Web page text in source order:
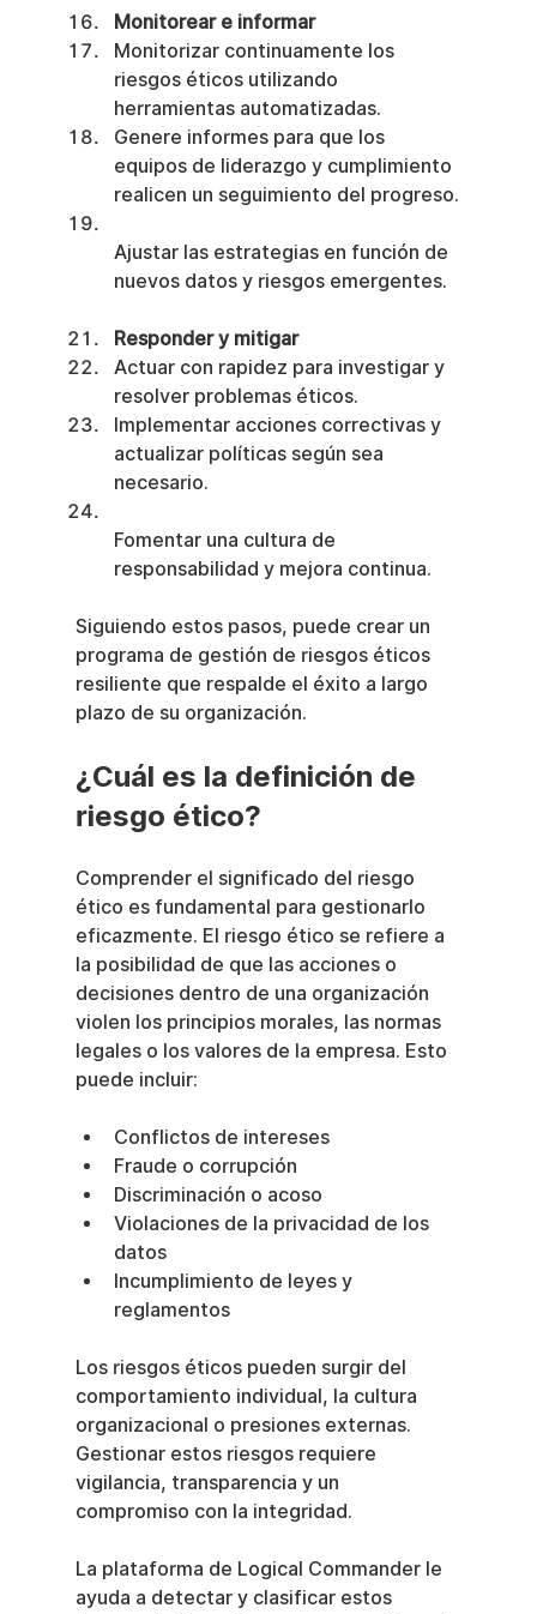
Monitorear e informar
Monitorizar continuamente los
riesgos éticos utilizando
herramientas automatizadas.
Genere informes para que los
equipos de liderazgo y cumplimiento
realicen un seguimiento del progreso.
Ajustar las estrategias en función de
nuevos datos y riesgos emergentes.
Responder y mitigar
Actuar con rapidez para investigar y
resolver problemas éticos.
Implementar acciones correctivas y
actualizar políticas según sea
necesario.
Fomentar una cultura de
responsabilidad y mejora continua.
Siguiendo estos pasos, puede crear un
programa de gestión de riesgos éticos
resiliente que respalde el éxito a largo
plazo de su organización.
¿Cuál es la definición de
riesgo ético?
Comprender el significado del riesgo
ético es fundamental para gestionarlo
eficazmente. El riesgo ético se refiere a
la posibilidad de que las acciones o
decisiones dentro de una organización
violen los principios morales, las normas
legales o los valores de la empresa. Esto
puede incluir:
Conflictos de intereses
Fraude o corrupción
Discriminación o acoso
Violaciones de la privacidad de los
datos
Incumplimiento de leyes y
reglamentos
Los riesgos éticos pueden surgir del
comportamiento individual, la cultura
organizacional o presiones externas.
Gestionar estos riesgos requiere
vigilancia, transparencia y un
compromiso con la integridad.
La plataforma de Logical Commander le
ayuda a detectar y clasificar estos